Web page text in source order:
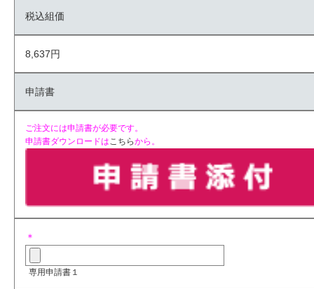
税込組価
8,637円
申請書
ご注文には申請書が必要です。
申請書ダウンロードはこちらから。
＊
専用申請書１